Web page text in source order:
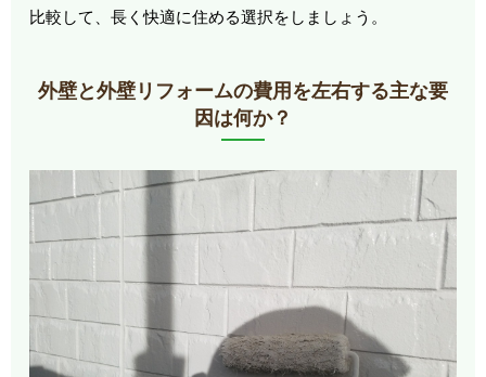
比較して、長く快適に住める選択をしましょう。
外壁と外壁リフォームの費用を左右する主な要
因は何か？